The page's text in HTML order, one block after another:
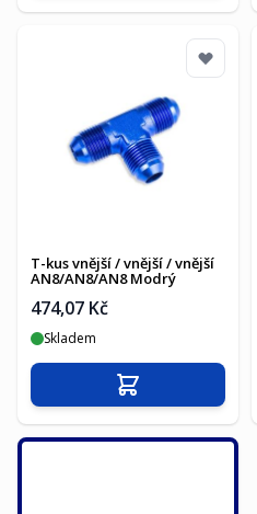
T-kus vnější / vnější / vnější
AN8/AN8/AN8 Modrý
474,07 Kč
Skladem
Přidat do košíku